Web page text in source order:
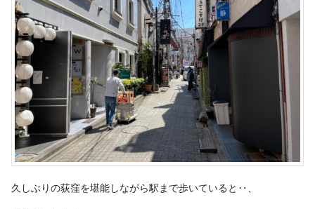
久しぶりの荻窪を堪能しながら駅まで歩いていると‥、